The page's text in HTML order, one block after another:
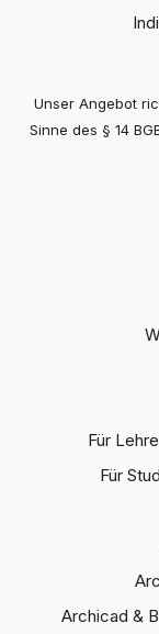
Unser Angebot
Sinne des § 14
Für
Für
Archicad &